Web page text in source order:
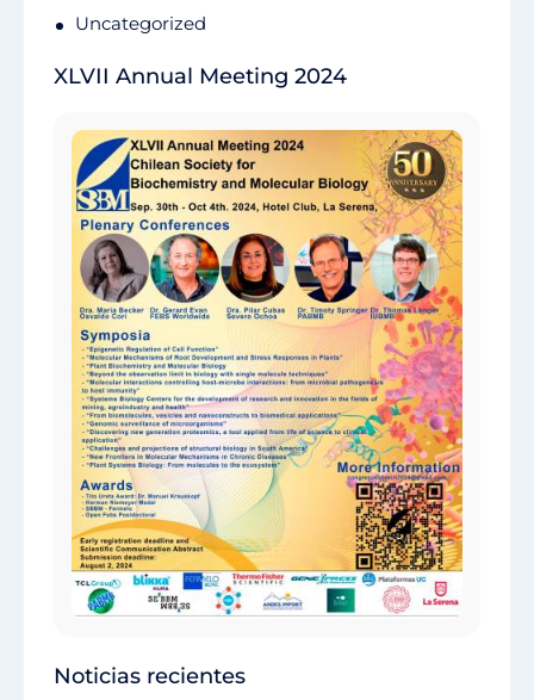
Uncategorized
XLVII Annual Meeting 2024
Noticias recientes